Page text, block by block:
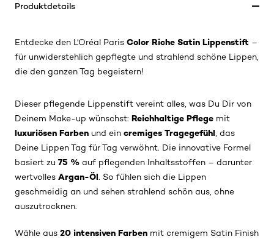
Produktdetails
Entdecke den L'Oréal Paris Color Riche Satin Lippenstift –
für unwiderstehlich gepflegte und strahlend schöne Lippen,
die den ganzen Tag begeistern!
Dieser pflegende Lippenstift vereint alles, was Du Dir von
Deinem Make-up wünschst: Reichhaltige Pflege mit
luxuriösen Farben und ein cremiges Tragegefühl , das
Deine Lippen Tag für Tag verwöhnt. Die innovative Formel
basiert zu 75 % auf pflegenden Inhaltsstoffen – darunter
wertvolles Argan-Öl. So fühlen sich die Lippen
geschmeidig an und sehen strahlend schön aus, ohne
auszutrocknen.
Wähle aus 20 intensiven Farben mit cremigem Satin Finish